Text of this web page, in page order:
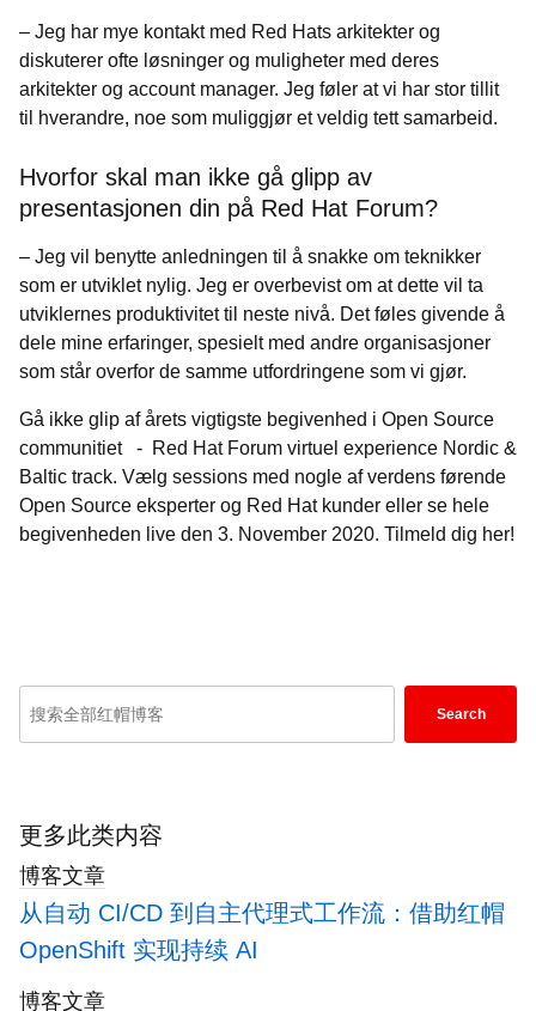
– Jeg har mye kontakt med Red Hats arkitekter og
diskuterer ofte løsninger og muligheter med deres
arkitekter og account manager. Jeg føler at vi har stor tillit
til hverandre, noe som muliggjør et veldig tett samarbeid.
Hvorfor skal man ikke gå glipp av
presentasjonen din på Red Hat Forum?
– Jeg vil benytte anledningen til å snakke om teknikker
som er utviklet nylig. Jeg er overbevist om at dette vil ta
utviklernes produktivitet til neste nivå. Det føles givende å
dele mine erfaringer, spesielt med andre organisasjoner
som står overfor de samme utfordringene som vi gjør.
Gå ikke glip af årets vigtigste begivenhed i Open Source
communitiet - Red Hat Forum virtuel experience Nordic &
Baltic track. Vælg sessions med nogle af verdens førende
Open Source eksperter og Red Hat kunder eller se hele
begivenheden live den 3. November 2020. Tilmeld dig her!
Enter
search
blogs
Search
更多此类内容
博客文章
从自动 CI/CD 到自主代理式工作流：借助红帽
OpenShift 实现持续 AI
博客文章